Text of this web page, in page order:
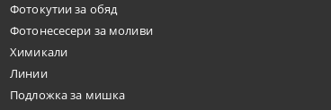
Фотокутии за обяд
Фотонесесери за моливи
Химикали
Линии
Подложка за мишка